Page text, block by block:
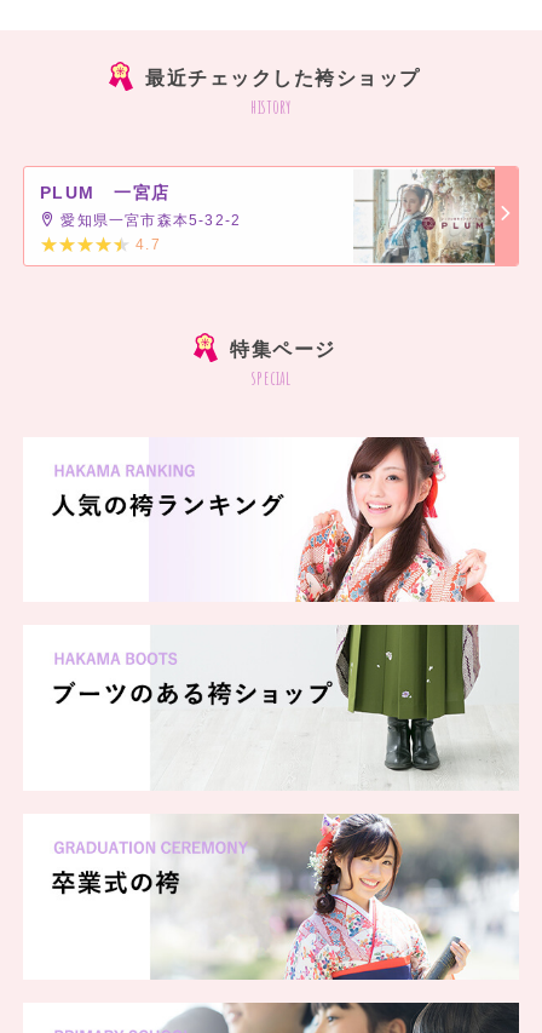
最近チェックした袴ショップ
history
PLUM 一宮店
愛知県一宮市森本5-32-2
4.7
特集ページ
special